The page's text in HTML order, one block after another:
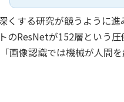
くする研究が競うように
のResNetが152層という
画像認識では機械が人間